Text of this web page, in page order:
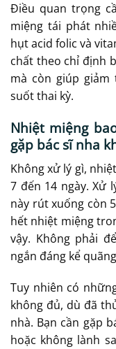
Điều quan trọng
miệng tái phát
hụt acid folic và
chất theo chỉ định
mà còn giúp
suốt thai kỳ.
Nhiệt miệng
gặp bác sĩ nha
Không xử lý gì,
7 đến 14 ngày. Xử
này rút xuống còn
hết nhiệt miệng
vậy. Không phải
ngắn đáng kể
Tuy nhiên có
không đủ, dù đã
nhà. Bạn cần gặp
hoặc không lành